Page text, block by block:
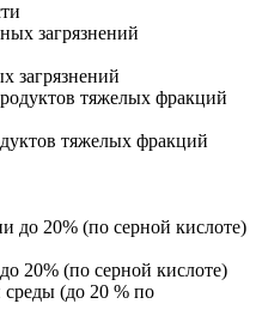
загрязнений
тяжелых фракций
20% (по серной кислоте)